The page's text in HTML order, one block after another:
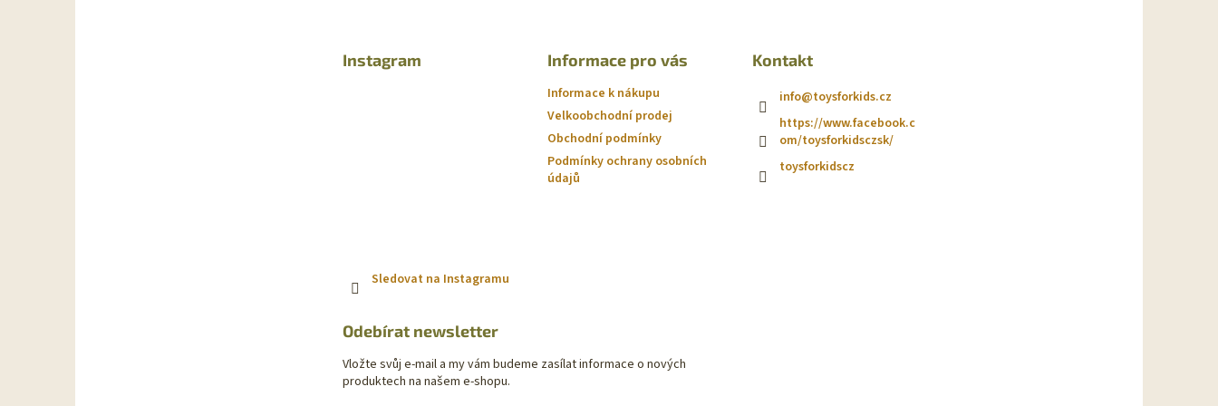
Instagram
Sledovat na Instagramu
Informace pro vás
Informace k nákupu
Velkoobchodní prodej
Obchodní podmínky
Podmínky ochrany osobních
údajů
Kontakt
info@toysforkids.cz
https://www.facebook.c
om/toysforkidsczsk/
toysforkidscz
Odebírat newsletter
Vložte svůj e-mail a my vám budeme zasílat informace o nových
produktech na našem e-shopu.